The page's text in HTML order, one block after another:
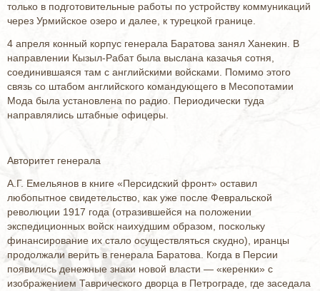
только в подготовительные работы по устройству коммуникаций
через Урмийское озеро и далее, к турецкой границе.
4 апреля конный корпус генерала Баратова занял Ханекин. В
направлении Кызыл-Рабат была выслана казачья сотня,
соединившаяся там с английскими войсками. Помимо этого
связь со штабом английского командующего в Месопотамии
Мода была установлена по радио. Периодически туда
направлялись штабные офицеры.
Авторитет генерала
А.Г. Емельянов в книге «Персидский фронт» оставил
любопытное свидетельство, как уже после Февральской
революции 1917 года (отразившейся на положении
экспедиционных войск наихудшим образом, поскольку
финансирование их стало осуществляться скудно), иранцы
продолжали верить в генерала Баратова. Когда в Персии
появились денежные знаки новой власти — «керенки» с
изображением Таврического дворца в Петрограде, где заседала